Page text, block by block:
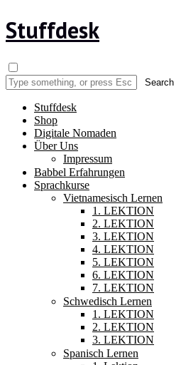
Stuffdesk
Stuffdesk
Shop
Digitale Nomaden
Über Uns
Impressum
Babbel Erfahrungen
Sprachkurse
Vietnamesisch Lernen
1. LEKTION
2. LEKTION
3. LEKTION
4. LEKTION
5. LEKTION
6. LEKTION
7. LEKTION
Schwedisch Lernen
1. LEKTION
2. LEKTION
3. LEKTION
Spanisch Lernen